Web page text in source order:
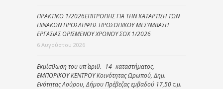
ΠΡΑΚΤΙΚΟ 1/2026ΕΠΙΤΡΟΠΗΣ ΓΙΑ ΤΗΝ ΚΑΤΑΡΤΙΣΗ ΤΩΝ
ΠΙΝΑΚΩΝ ΠΡΟΣΛΗΨΗΣ ΠΡΟΣΩΠΙΚΟΥ ΜΕΣΥΜΒΑΣΗ
ΕΡΓΑΣΙΑΣ ΟΡΙΣΜΕΝΟΥ ΧΡΟΝΟΥ ΣΟΧ 1/2026
6 Αυγούστου 2026
Εκμίσθωση του υπ΄ αριθ. -14- καταστήματος,
ΕΜΠΟΡΙΚΟΥ ΚΕΝΤΡΟΥ Κοινότητας Ωρωπού, Δημ.
Ενότητας Λούρου, Δήμου Πρέβεζας εμβαδού 17,50 τ.μ.